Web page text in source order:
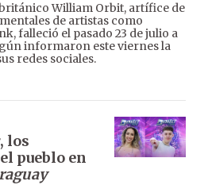
William Orbit, artífice de
de artistas como
falleció el pasado 23 de julio a
informaron este viernes la
redes sociales.
los
pueblo en